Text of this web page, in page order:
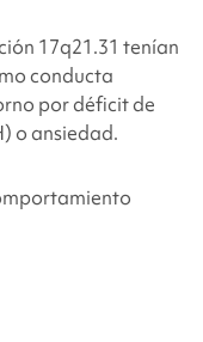
17q21.31 tenían
conducta
por déficit de
o ansiedad.